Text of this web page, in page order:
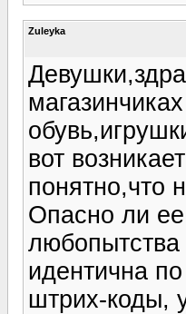
Zuleyka
вот
понятно,что
Опасно ли ее
любопытства
идентична
штрих-коды,